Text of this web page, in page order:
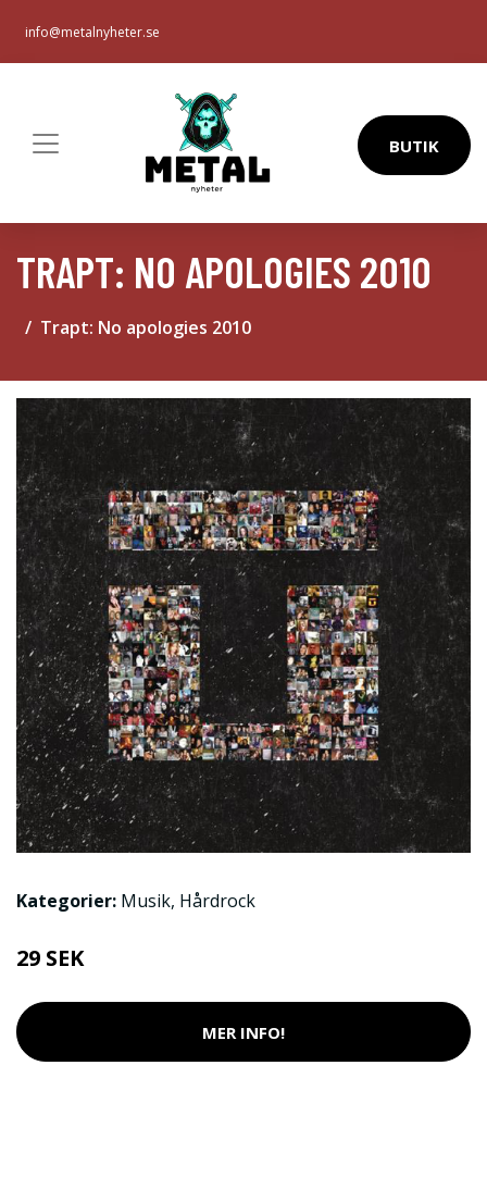
info@metalnyheter.se
BUTIK
TRAPT: NO APOLOGIES 2010
Trapt: No apologies 2010
Kategorier: Musik, Hårdrock
29 SEK
MER INFO!